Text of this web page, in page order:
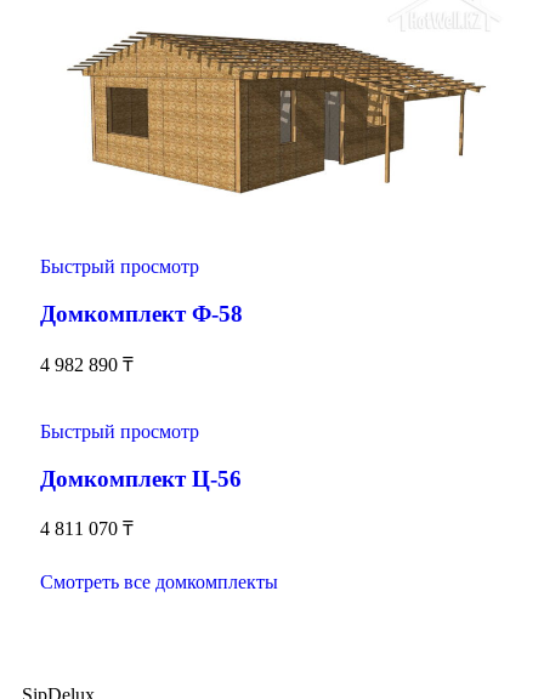
Быстрый просмотр
Домкомплект Ф-58
4 982 890 ₸
Быстрый просмотр
Домкомплект Ц-56
4 811 070 ₸
Смотреть все домкомплекты